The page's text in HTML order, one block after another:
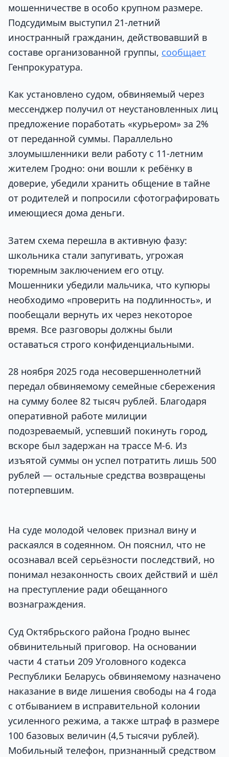
мошенничестве в особо крупном размере.
Подсудимым выступил 21-летний
иностранный гражданин, действовавший в
составе организованной группы, сообщает
Генпрокуратура.
Как установлено судом, обвиняемый через
мессенджер получил от неустановленных лиц
предложение поработать «курьером» за 2%
от переданной суммы. Параллельно
злоумышленники вели работу с 11-летним
жителем Гродно: они вошли к ребёнку в
доверие, убедили хранить общение в тайне
от родителей и попросили сфотографировать
имеющиеся дома деньги.
Затем схема перешла в активную фазу:
школьника стали запугивать, угрожая
тюремным заключением его отцу.
Мошенники убедили мальчика, что купюры
необходимо «проверить на подлинность», и
пообещали вернуть их через некоторое
время. Все разговоры должны были
оставаться строго конфиденциальными.
28 ноября 2025 года несовершеннолетний
передал обвиняемому семейные сбережения
на сумму более 82 тысяч рублей. Благодаря
оперативной работе милиции
подозреваемый, успевший покинуть город,
вскоре был задержан на трассе М-6. Из
изъятой суммы он успел потратить лишь 500
рублей — остальные средства возвращены
потерпевшим.
На суде молодой человек признал вину и
раскаялся в содеянном. Он пояснил, что не
осознавал всей серьёзности последствий, но
понимал незаконность своих действий и шёл
на преступление ради обещанного
вознаграждения.
Суд Октябрьского района Гродно вынес
обвинительный приговор. На основании
части 4 статьи 209 Уголовного кодекса
Республики Беларусь обвиняемому назначено
наказание в виде лишения свободы на 4 года
с отбыванием в исправительной колонии
усиленного режима, а также штраф в размере
100 базовых величин (4,5 тысячи рублей).
Мобильный телефон, признанный средством